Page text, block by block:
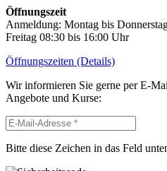
Öffnungszeit
Anmeldung: Montag bis
Freitag 08:30 bis 16:00 Uhr
Öffnungszeiten (Details)
Wir informieren Sie gerne per E-
Angebote und Kurse:
Bitte diese Zeichen in das Feld